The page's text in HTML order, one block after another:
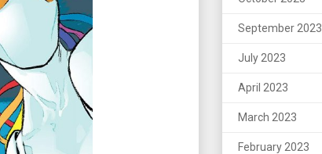
September 2023
July 2023
April 2023
March 2023
February 2023